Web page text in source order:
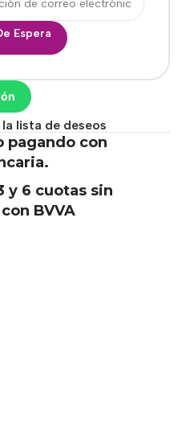
Espera
lista de deseos
pagando con
y 6 cuotas sin
BVVA